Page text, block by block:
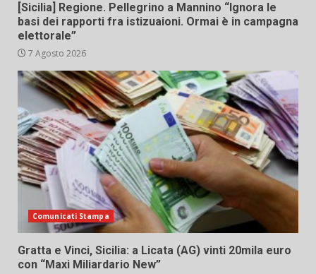
[Sicilia] Regione. Pellegrino a Mannino “Ignora le
basi dei rapporti fra istizuaioni. Ormai è in campagna
elettorale”
7 Agosto 2026
Comunicati Stampa
Gratta e Vinci, Sicilia: a Licata (AG) vinti 20mila euro
con “Maxi Miliardario New”